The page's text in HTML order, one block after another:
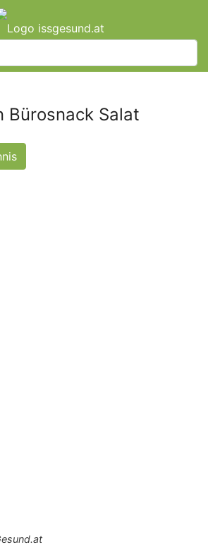
Bürosnack Salat